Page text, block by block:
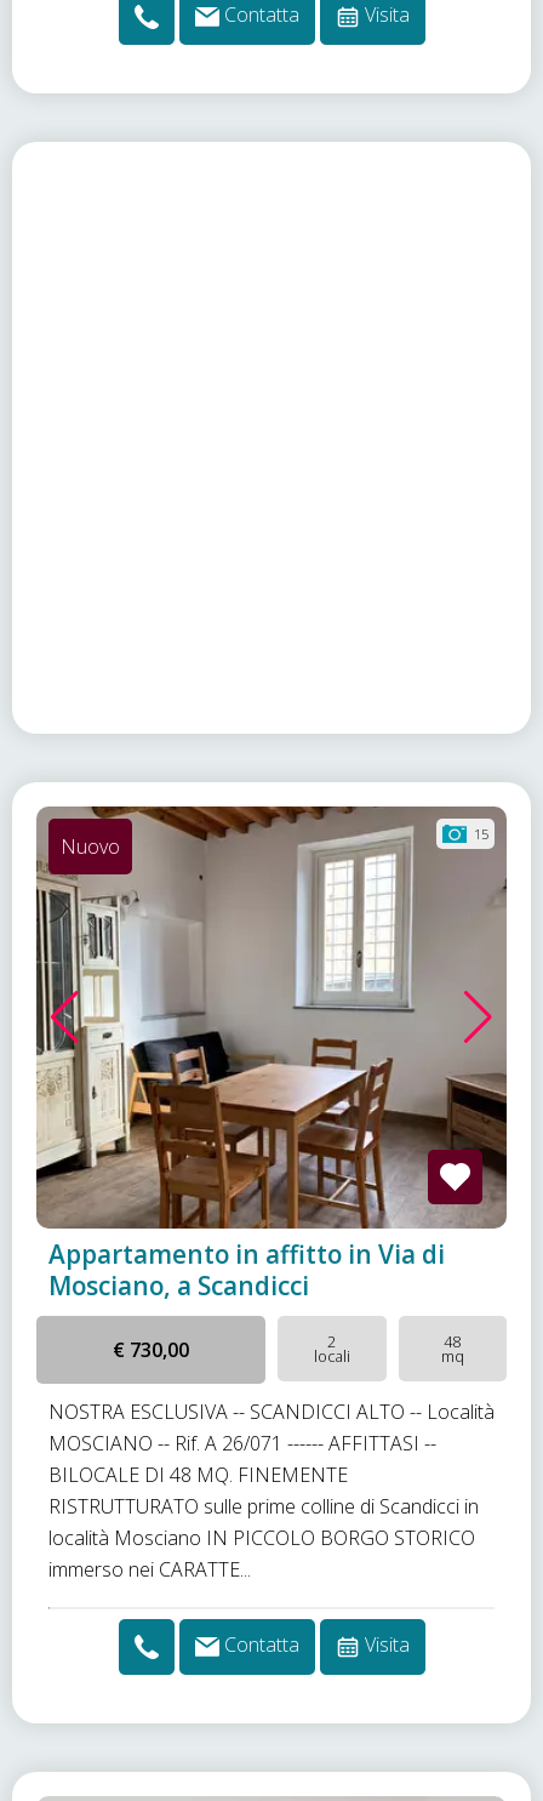
Contatta Visita
15
Nuovo
Appartamento in affitto in Via di
Mosciano, a Scandicci
€ 730,00 2
locali
48
mq
NOSTRA ESCLUSIVA -- SCANDICCI ALTO -- Località
MOSCIANO -- Rif. A 26/071 ------ AFFITTASI --
BILOCALE DI 48 MQ. FINEMENTE
RISTRUTTURATO sulle prime colline di Scandicci in
località Mosciano IN PICCOLO BORGO STORICO
immerso nei CARATTE...
Contatta Visita